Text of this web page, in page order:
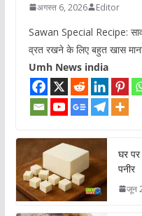
अगस्त 6, 2026 Editor
Sawan Special Recipe:
व्रत रखने के लिए बहुत खास
Umh News india
घर
पनीर
जून